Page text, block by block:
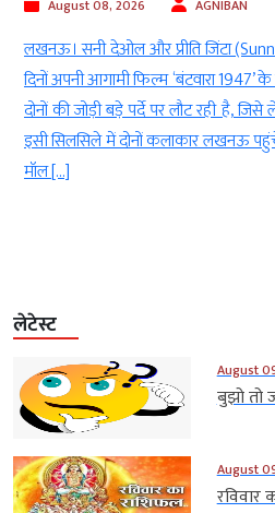
August 08, 2026 AGNIBAN
लखनऊ। सनी देओल और प्रीति जिंटा
दिनों अपनी आगामी फिल्म ‘बंटवारा
दोनों की जोड़ी बड़े पर्दे पर लौट रही है,
इसी सिलसिले में दोनों कलाकार लखनऊ
मॉल […]
लेटेस्ट
August
बुझो
August
रविवार